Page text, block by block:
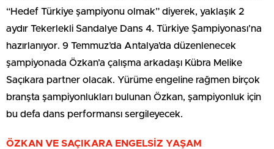
“Hedef Türkiye şampiyonu olmak” diyerek, yaklaşık 2
aydır Tekerlekli Sandalye Dans 4. Türkiye Şampiyonası’na
hazırlanıyor. 9 Temmuz’da Antalya’da düzenlenecek
şampiyonada Özkan’a çalışma arkadaşı Kübra Melike
Saçıkara partner olacak. Yürüme engeline rağmen birçok
branşta şampiyonlukları bulunan Özkan, şampiyonluk için
bu defa dans performansı sergileyecek.
ÖZKAN VE SAÇIKARA ENGELSİZ YAŞAM